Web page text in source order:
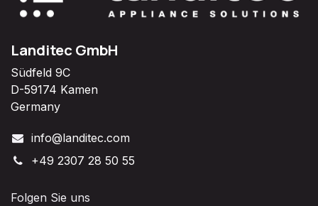
Landitec GmbH
Südfeld 9C
D-59174 Kamen
Germany
info@landitec.com
+49 2307 28 50 55
Folgen Sie uns